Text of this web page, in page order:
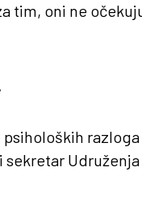
tim, oni ne
sekretar